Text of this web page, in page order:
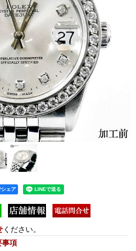
ェア
ください。
事項